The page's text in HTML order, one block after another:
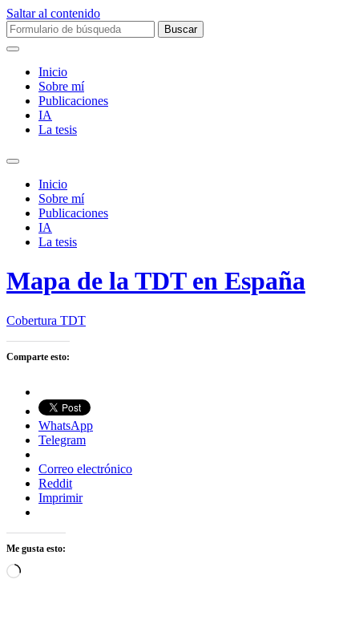
Saltar al contenido
Buscar:
Inicio
Sobre mí­
Publicaciones
IA
La tesis
Alternar
campo
búsqueda
Inicio
Sobre mí­
Publicaciones
IA
La tesis
Mapa de la TDT en España
Cobertura TDT
Comparte esto:
WhatsApp
Telegram
Correo electrónico
Reddit
Imprimir
Me gusta esto:
Cargando...